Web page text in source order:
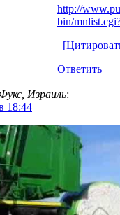
http://
bin/
Ответить
Израиль:
18:44